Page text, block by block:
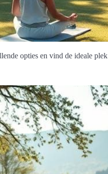
opties en vind de ideale